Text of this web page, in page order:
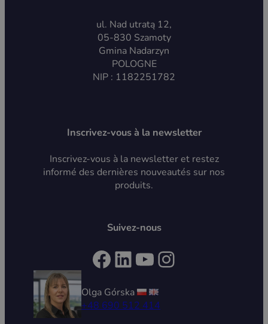
ul. Nad utratą 12,
05-830 Szamoty
Gmina Nadarzyn
POLOGNE
NIP : 1182251782
Inscrivez-vous à la newsletter
Inscrivez-vous à la newsletter et restez
informé des dernières nouveautés sur nos
produits.
Suivez-nous
Facebook LinkedIn YouTube Instagram
Olga Górska
+48 690 512 414